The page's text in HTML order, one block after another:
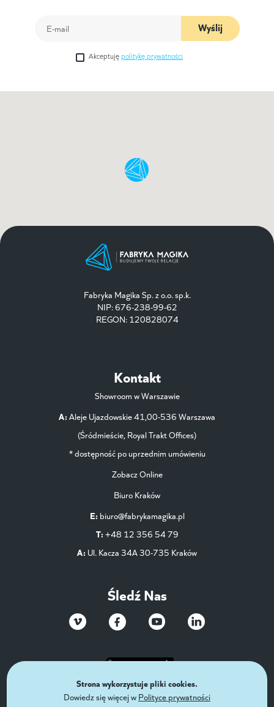
Wyślij
Akceptuję politykę prywatności
Fabryka Magika Sp. z o.o. sp.k.
NIP: 676-238-99-62
REGON: 120828074
Kontakt
Showroom w Warszawie
A: Aleje Ujazdowskie 41,00-536 Warszawa
(Śródmieście, Royal Trakt Offices)
* dostępność po uprzednim umówieniu
Zobacz Online
Biuro Kraków
E: biuro@fabrykamagika.pl
T: +48 12 356 54 79
A: Ul. Kacza 34A 30-735 Kraków
Śledź Nas
Strona wykorzystuje pliki cookies.
Dowiedz się więcej w Polityce prywatności